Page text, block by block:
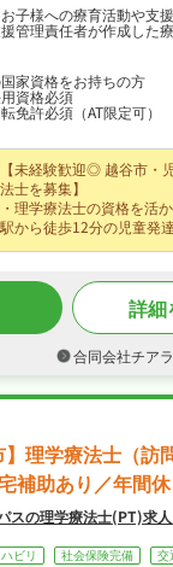
子様への療育活動や支援
援管理責任者が作成した
家資格をお持ちの方
資格必須
免許必須（AT限定可）
【未経験歓迎◎ 越谷市・
法士を募集】
・理学療法士の資格を活
駅から徒歩12分の児童発
♪
・パート募集で時給
与あり・昇給ありなど好
・シフト制なので、ご家
・社会保険完備が揃い、
詳細
合同会社チア
】理学療法士（
補助あり／年間
スの理学療法士(PT)求人
ビリ 社会保険完備
交